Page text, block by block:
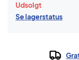
Udsolgt
Se lagerstatus